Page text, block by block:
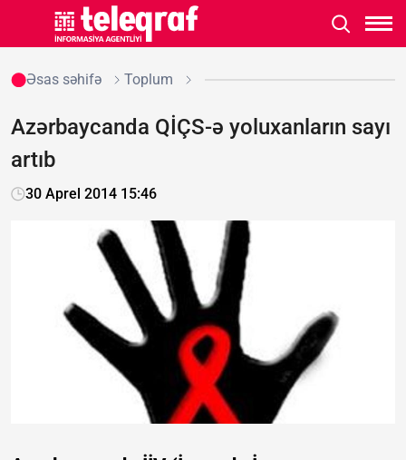
Əsas səhifə Toplum
Azərbaycanda QİÇS-ə yoluxanların sayı
artıb
30 Aprel 2014 15:46